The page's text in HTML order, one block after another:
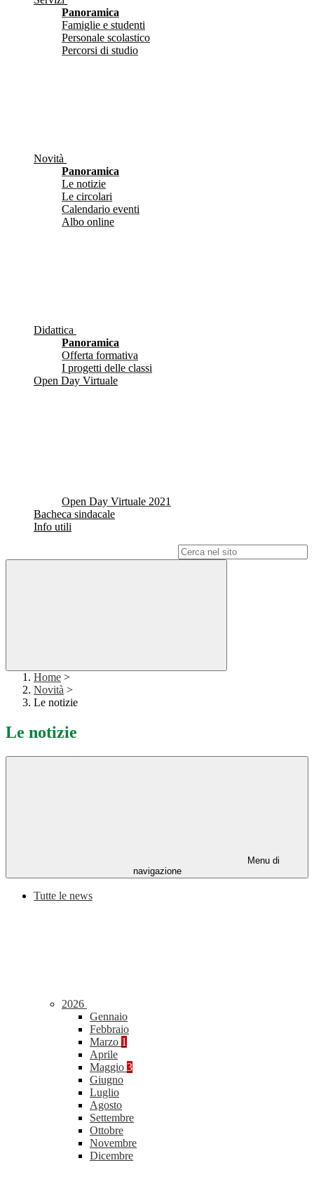
Panoramica
Famiglie e studenti
Personale scolastico
Percorsi di studio
Novità
Panoramica
Le notizie
Le circolari
Calendario eventi
Albo online
Didattica
Panoramica
Offerta formativa
I progetti delle classi
Open Day Virtuale
Open Day Virtuale 2021
Bacheca sindacale
Info utili
Home >
Novità >
Le notizie
Le notizie
Menu di
navigazione
Tutte le news
2026
Gennaio
Febbraio
Marzo 1
Aprile
Maggio 3
Giugno
Luglio
Agosto
Settembre
Ottobre
Novembre
Dicembre